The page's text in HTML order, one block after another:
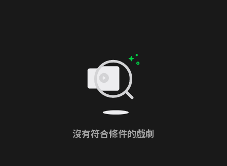
沒有符合條件的戲劇